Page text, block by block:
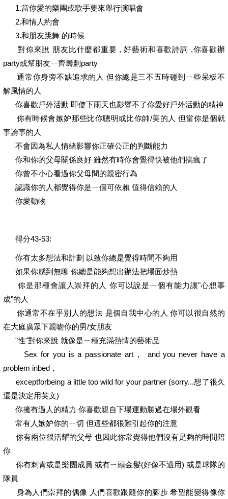
1.當你愛的樂團或歌手要來舉行演唱會
2.和情人約會
3.和朋友跳舞 的時候
對你來說 朋友比什麼都重要 , 好藝術和喜歡詩詞 ,你喜歡辦
party或幫朋友ㄧ齊籌劃party
通常你身旁不缺追求的人 但你總是三不五時碰到ㄧ些呆板不
解風情的人
你喜歡戶外活動 即使下雨天也影響不了你愛好戶外活動的精神
你有時候會嫉妒那些比你聰明或比你帥/美的人 但當你是個就
事論事的人
不會因為私人情緒影響你正確公正的判斷能力
你和你的父母關係良好 雖然有時你會覺得快被他們搞瘋了
你曾不小心看過你父母間的親密行為
認識你的人都覺得你是ㄧ個可依賴 值得信賴的人
你愛動物
得分43-53:
你有太多想法和計劃 以致你總是覺得時間不夠用
如果你感到無聊 你總是能夠想出辦法把場面炒熱
你是那種會讓人崇拜的人 你可以說是ㄧ個有能力讓"心想事
成"的人
你通常不在乎別人的想法 是個自我中心的人 你可以很自然的
在大庭廣眾下親吻你的男/女朋友
"性"對你來說 就像是ㄧ種充滿熱情的藝術品
Sex for you is a passionate art， and you never have a
problem inbed，
exceptforbeing a little too wild for your partner (sorry...想了很久
還是決定用英文)
你擁有過人的精力 你喜歡親自下場運動勝過在場外觀看
常有人嫉妒你的ㄧ切 但這些都很難引起你的注意
你有兩位很活耀的父母 也因此你常覺得他們沒有足夠的時間陪
你
你有刺青或是樂團成員 或有ㄧ頭金髮(好像不適用) 或是球隊的
隊員
身為人們崇拜的偶像 人們喜歡跟隨你的腳步 希望能變得像你